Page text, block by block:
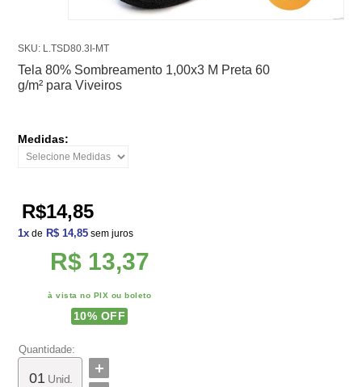
SKU: L.TSD80.3I-MT
Tela 80% Sombreamento 1,00x3 M Preta 60
g/m² para Viveiros
Medidas:
R$14,85
1x de R$ 14,85 sem juros
R$ 13,37
à vista no PIX ou boleto
10% OFF
Quantidade:
Unid.